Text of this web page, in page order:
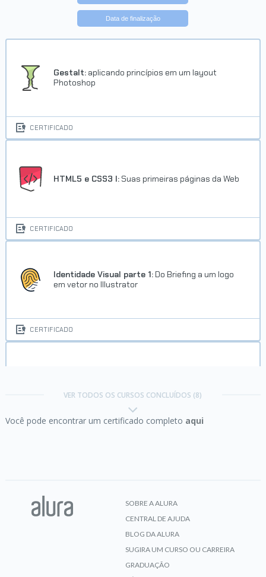
Data de finalização
Gestalt: aplicando princípios em um layout
Photoshop
CERTIFICADO
HTML5 e CSS3 I: Suas primeiras páginas da Web
CERTIFICADO
Identidade Visual parte 1: Do Briefing a um logo
em vetor no Illustrator
CERTIFICADO
VER TODOS OS CURSOS CONCLUÍDOS (8)
Você pode encontrar um certificado completo aqui
SOBRE A ALURA
CENTRAL DE AJUDA
BLOG DA ALURA
SUGIRA UM CURSO OU CARREIRA
GRADUAÇÃO